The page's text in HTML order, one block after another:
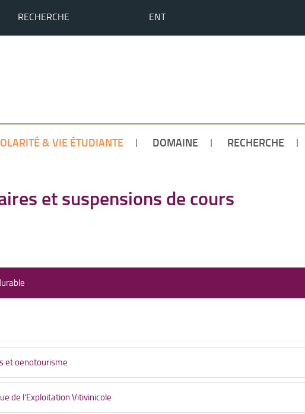
RECHERCHE ENT
& VIE ÉTUDIANTE DOMAINE RECHERCHE
et suspensions de cours
et oenotourisme
de l’Exploitation Vitivinicole